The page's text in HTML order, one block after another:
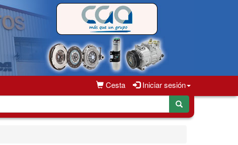
Cesta Iniciar sesión